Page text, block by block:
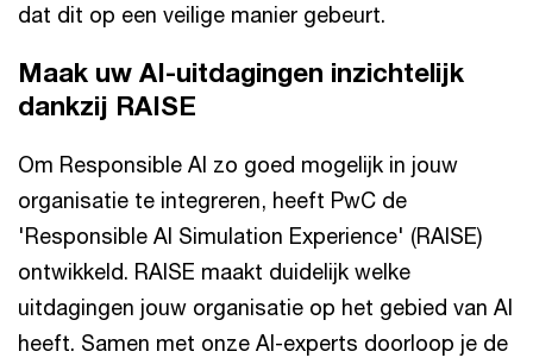
dat dit op een veilige manier gebeurt.
Maak uw AI-uitdagingen inzichtelijk
dankzij RAISE
Om Responsible AI zo goed mogelijk in jouw
organisatie te integreren, heeft PwC de
'Responsible AI Simulation Experience' (RAISE)
ontwikkeld. RAISE maakt duidelijk welke
uitdagingen jouw organisatie op het gebied van AI
heeft. Samen met onze AI-experts doorloop je de